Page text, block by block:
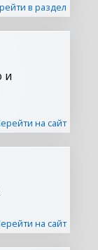
в раздел
и
на сайт
на сайт